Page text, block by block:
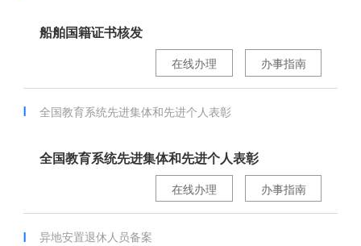
船舶国籍证书核发
办事指南
在线办理
全国教育系统先进集体和先进个人表彰
全国教育系统先进集体和先进个人表彰
办事指南
在线办理
异地安置退休人员备案